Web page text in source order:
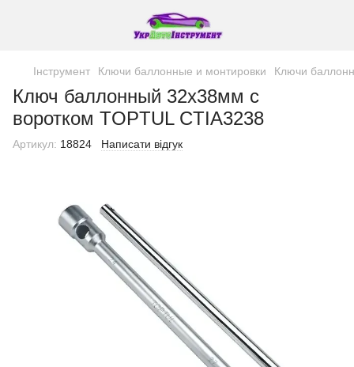
Інструмент Ключи баллонные и монтировки Ключи
Ключ баллонный 32х38мм с
воротком TOPTUL CTIA3238
Артикул: 18824 Написати відгук